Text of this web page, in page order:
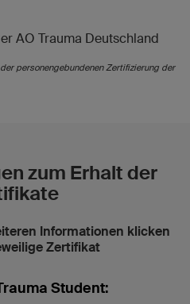
personengebundenen Zertifizierung der
zum Erhalt der
Informationen klicken
Zertifikat
Student: